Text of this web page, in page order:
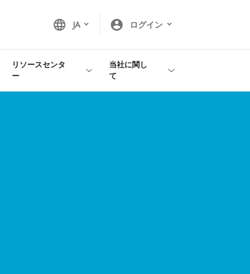
language JA account_circle ログイン
リソースセンタ
ー
当社に関し
て